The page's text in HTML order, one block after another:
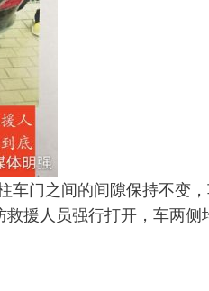
车门之间的间隙保持不变
援人员强行打开，车两侧